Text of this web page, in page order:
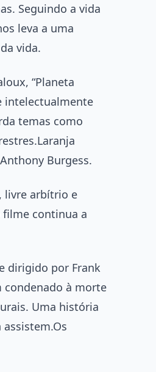
Seguindo a vida
leva a uma
vida.
“Planeta
intelectualmente
temas como
Burgess.
livre arbítrio e
filme continua a
dirigido por Frank
à morte
Uma história